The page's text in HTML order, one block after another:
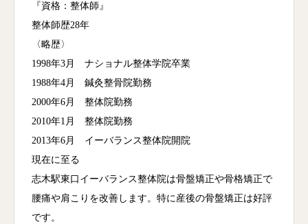
『資格：整体師』
整体師歴28年
〈略歴〉
1998年3月 ナショナル整体学院卒業
1988年4月 鍼灸整骨院勤務
2000年6月 整体院勤務
2010年1月 整体院勤務
2013年6月 イーバランス整体院開院
現在に至る
志木駅東口イーバランス整体院は骨盤矯正や骨格矯正で
腰痛や肩こりを改善します。特に産後の骨盤矯正は好評
です。